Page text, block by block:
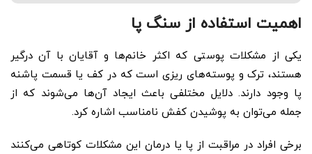
اهمیت استفاده از سنگ پا
یکی از مشکلات پوستی که اکثر خانم‌ها و آقایان با آن درگیر
هستند، ترک و پوسته‌های ریزی است که در کف یا قسمت پاشنه
پا وجود دارند. دلایل مختلفی باعث ایجاد آن‌ها می‌شوند که از
جمله می‌توان به پوشیدن کفش نامناسب اشاره کرد.
برخی افراد در مراقبت از پا یا درمان این مشکلات کوتاهی می‌کنند